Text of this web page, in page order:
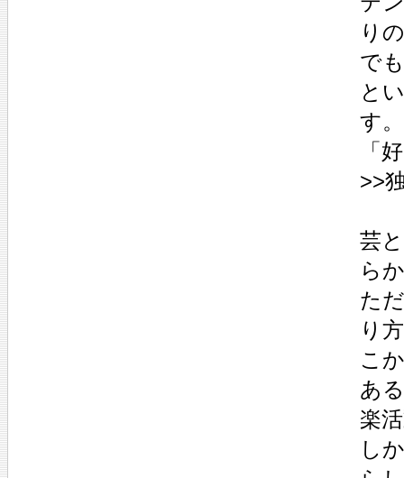
り
で
と
す
「
>>
芸
ら
た
り
こ
あ
楽
し